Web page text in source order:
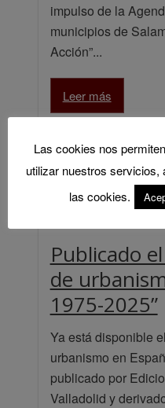
impulso de la
municipios de
Acción”...
Leer más
Publicado
de
1975-2025”
Ya está disponible
urbanismo en
publicado por
Valladolid y
Las cookies nos
utilizar nuestros
las cookies.